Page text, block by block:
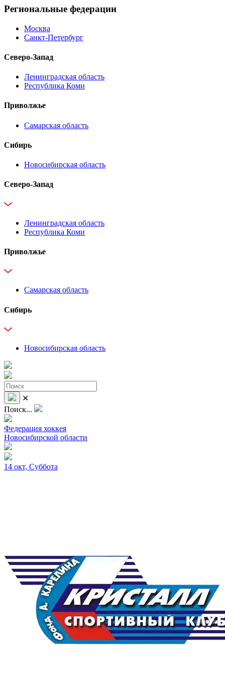
Региональные федерации
Москва
Санкт-Петербург
Северо-Запад
Ленинградская область
Республика Коми
Приволжье
Самарская область
Сибирь
Новосибирская область
Северо-Запад
Ленинградская область
Республика Коми
Приволжье
Самарская область
Сибирь
Новосибирская область
✕
Поиск...
Федерация хоккея
Новосибирской области
14 окт, Суббота